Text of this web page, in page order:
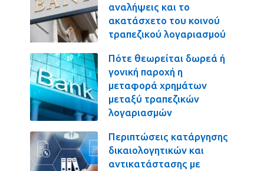
αναλήψεις και το
ακατάσχετο του κοινού
τραπεζικού λογαριασμού
Πότε θεωρείται δωρεά ή
γονική παροχή η
μεταφορά χρημάτων
μεταξύ τραπεζικών
λογαριασμών
Περιπτώσεις κατάργησης
δικαιολογητικών και
αντικατάστασης με